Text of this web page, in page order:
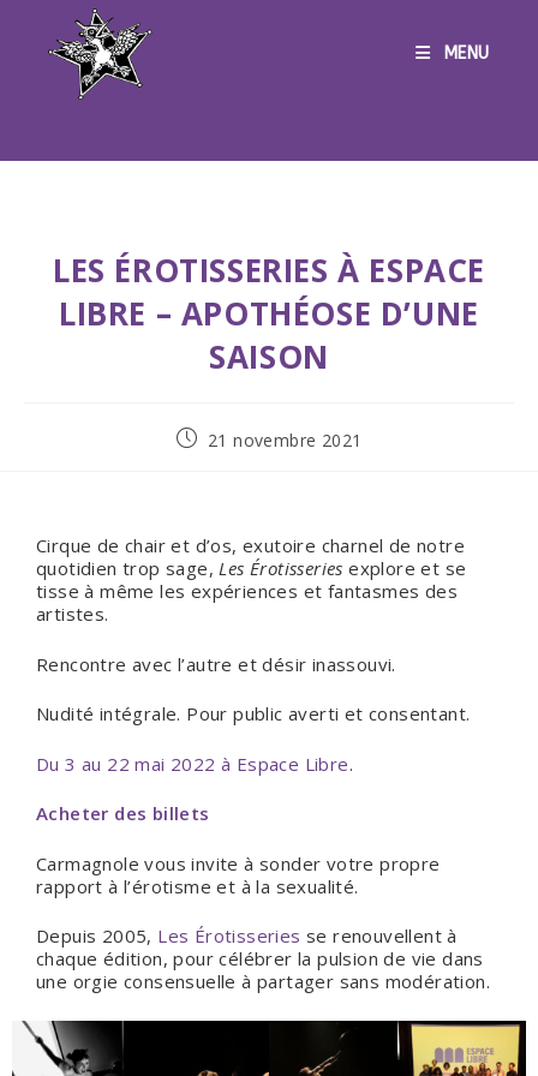
MENU
LES ÉROTISSERIES À ESPACE
LIBRE – APOTHÉOSE D’UNE
SAISON
21 novembre 2021
Cirque de chair et d’os, exutoire charnel de notre
quotidien trop sage,Les Érotisseriesexplore et se
tisse à même les expériences et fantasmes des
artistes.
Rencontre avec l’autre et désir inassouvi.
Nudité intégrale. Pour public averti et consentant.
Du 3 au 22 mai 2022 à Espace Libre.
Acheter des billets
Carmagnole vous invite à sonder votre propre
rapport à l’érotisme et à la sexualité.
Depuis 2005, Les Érotisseries se renouvellent à
chaque édition, pour célébrer la pulsion de vie dans
une orgie consensuelle à partager sans modération.